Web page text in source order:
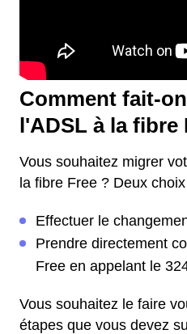
Comment fait-
l'ADSL à la fibre
Vous souhaitez migrer
la fibre Free ? Deux
Effectuer le
Prendre directement
Free en appelant le
Vous souhaitez le faire
étapes que vous devez